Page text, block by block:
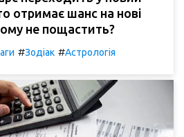
отримає шанс на нові
не пощастить?
#Зодіак #Астрологія